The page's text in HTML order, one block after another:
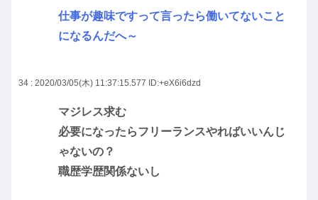
仕事が趣味ですって言ったら働いてないこと
になるんだへ～
34 : 2020/03/05(木) 11:37:15.577 ID:+eX6i6dzd
マジレス求む
必要になったらフリーランスやればいいんじ
ゃないの？
職歴学歴関係ないし